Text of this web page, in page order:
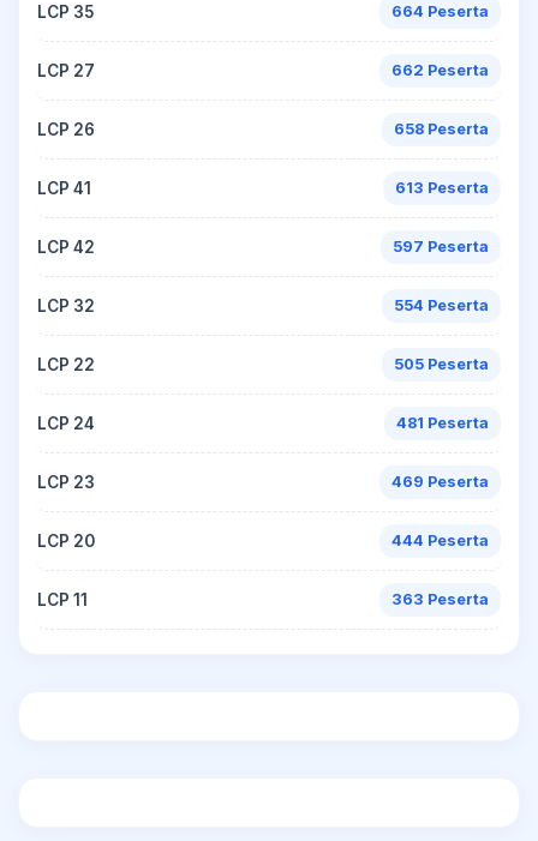
LCP 35 664 Peserta
LCP 27 662 Peserta
LCP 26 658 Peserta
LCP 41 613 Peserta
LCP 42 597 Peserta
LCP 32 554 Peserta
LCP 22 505 Peserta
LCP 24 481 Peserta
LCP 23 469 Peserta
LCP 20 444 Peserta
LCP 11 363 Peserta